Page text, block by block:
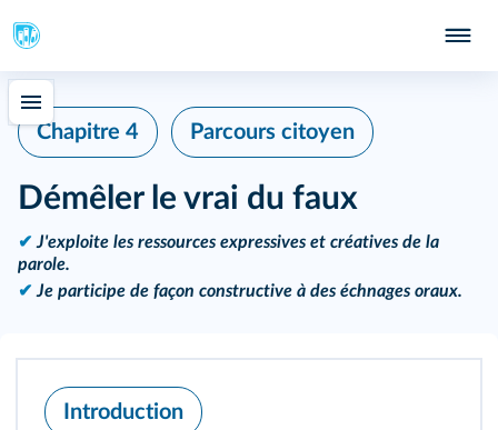
Chapitre 4 Parcours citoyen
Démêler le vrai du faux
✔ J'exploite les ressources expressives et créatives de la
parole.
✔ Je participe de façon constructive à des échnages oraux.
Introduction